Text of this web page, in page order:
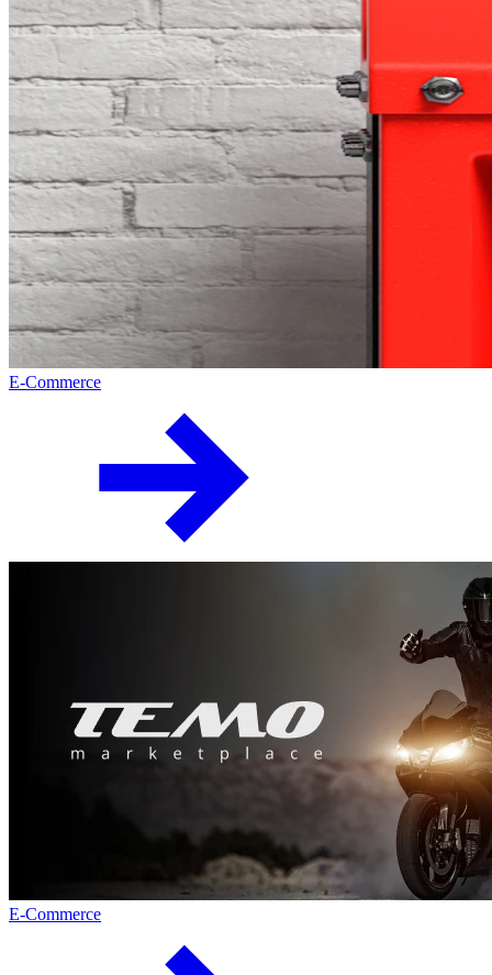
E-Commerce
E-Commerce